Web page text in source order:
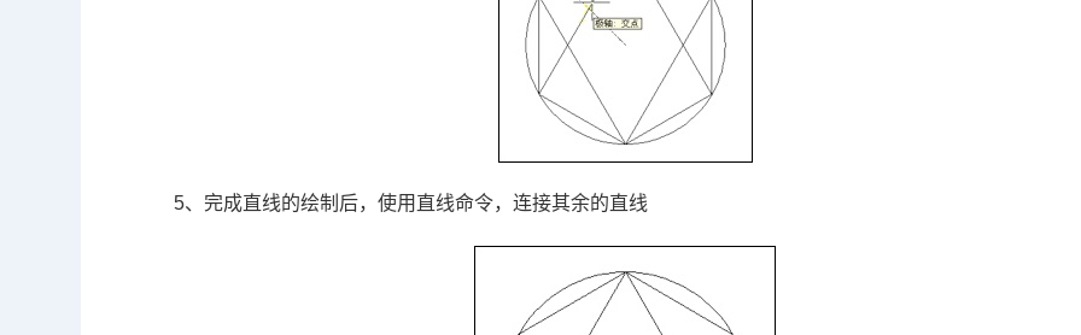
5、完成直线的绘制后，使用直线命令，连接其余的直线